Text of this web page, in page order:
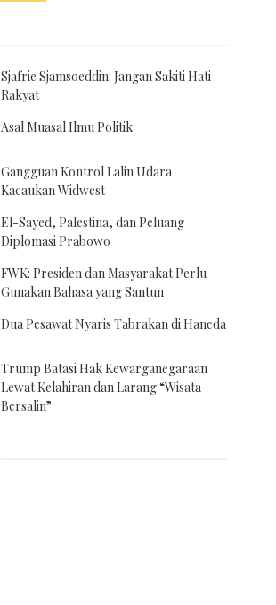
Sjafrie Sjamsoeddin: Jangan Sakiti Hati
Rakyat
Asal Muasal Ilmu Politik
Gangguan Kontrol Lalin Udara
Kacaukan Widwest
El-Sayed, Palestina, dan Peluang
Diplomasi Prabowo
FWK: Presiden dan Masyarakat Perlu
Gunakan Bahasa yang Santun
Dua Pesawat Nyaris Tabrakan di Haneda
Trump Batasi Hak Kewarganegaraan
Lewat Kelahiran dan Larang “Wisata
Bersalin”